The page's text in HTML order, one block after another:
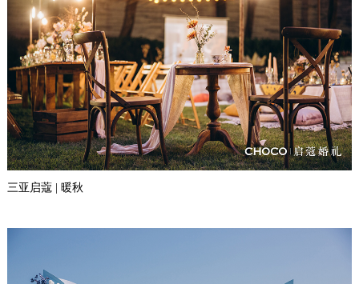
三亚启蔻 | 暖秋